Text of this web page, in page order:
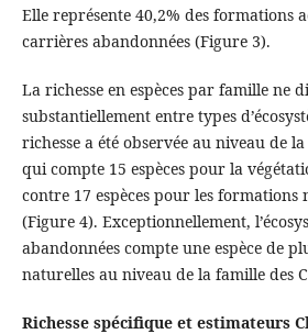
Elle représente 40,2% des formations
carrières abandonnées (Figure 3).
La richesse en espèces par famille ne
substantiellement entre types
richesse a été observée au niveau de
qui compte 15 espèces pour la
contre 17 espèces pour les formations
(Figure 4). Exceptionnellement,
abandonnées compte une espèce de
naturelles au niveau de la famille des
Richesse spécifique et estimateurs